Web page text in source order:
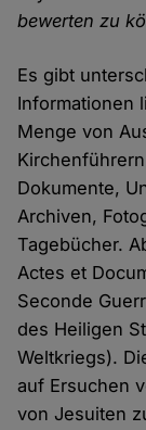
bewerten zu
Es gibt
Informationen
Menge von
Dokumente,
Archiven,
Tagebücher.
Actes et
Seconde
des Heiligen
Weltkriegs).
auf Ersuchen
von Jesuiten